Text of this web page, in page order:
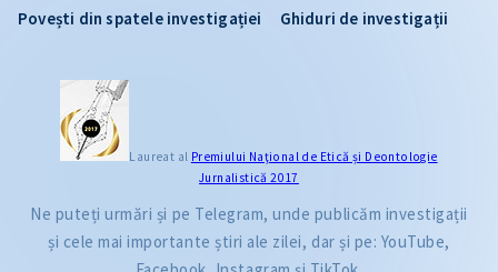
Povești din spatele investigației
Ghiduri de investigații
Laureat al Premiului Naţional de Etică și Deontologie
Jurnalistică 2017
Ne puteți urmări și pe Telegram, unde publicăm investigații
și cele mai importante știri ale zilei, dar și pe: YouTube,